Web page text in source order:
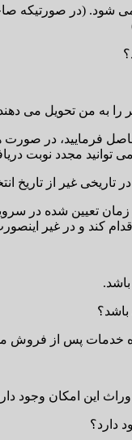
(در صورتیکه
فرمایید، در صورت
مجدد نوبت
تعیین شده در
کند و در غیر
این امکان وجود